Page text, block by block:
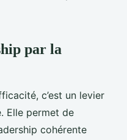
par la
c’est un levier
Elle permet de
cohérente